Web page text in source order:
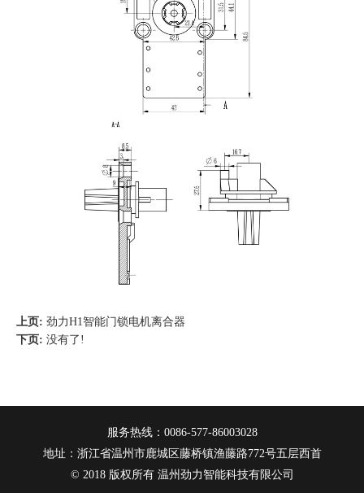
上页: 劲力H1智能门锁电机离合器
下页: 没有了!
服务热线：0086-577-86003028
地址：浙江省温州市鹿城区藤桥镇渔藤路772号五层西首
© 2018 版权所有 温州劲力智能科技有限公司